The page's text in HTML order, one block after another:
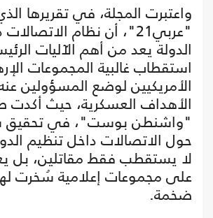
واعتبرت المجلة، في تقريرها
"عربي21"، أن نظام
الدولة يعد من أهم الآليات
استقطاب غالبية المجموعات
الأمريكيين لوضع المسؤولين
الأهداف العسكرية، حيث أكدت
"واشنطن بوست"، في تحقيق
حول الاتصالات داخل تنظيم
لا يستقطب فقط مقاتلين، بل
على مجموعات إعلامية سُخرت
ضخمة.